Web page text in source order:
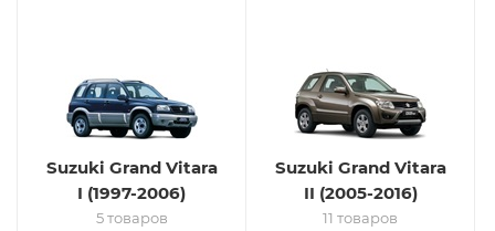
Suzuki Grand Vitara
I (1997-2006)
5 товаров
Suzuki Grand Vitara
II (2005-2016)
11 товаров